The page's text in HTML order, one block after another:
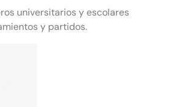
universitarios y escolares
y partidos.